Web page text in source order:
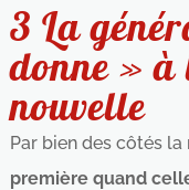
3 La
donne » à
nouvelle
Par bien des côtés
première quand